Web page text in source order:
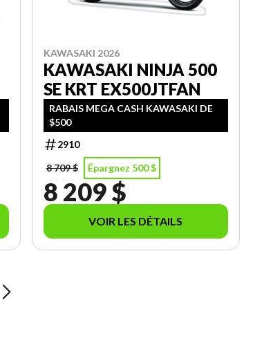
KAWASAKI 2026
KAWASAKI NINJA 500
SE KRT EX500JTFAN
RABAIS MEGA CASH KAWASAKI DE
$500
2910
8 709 $
Épargnez 500 $
8 209 $
VOIR LES DÉTAILS